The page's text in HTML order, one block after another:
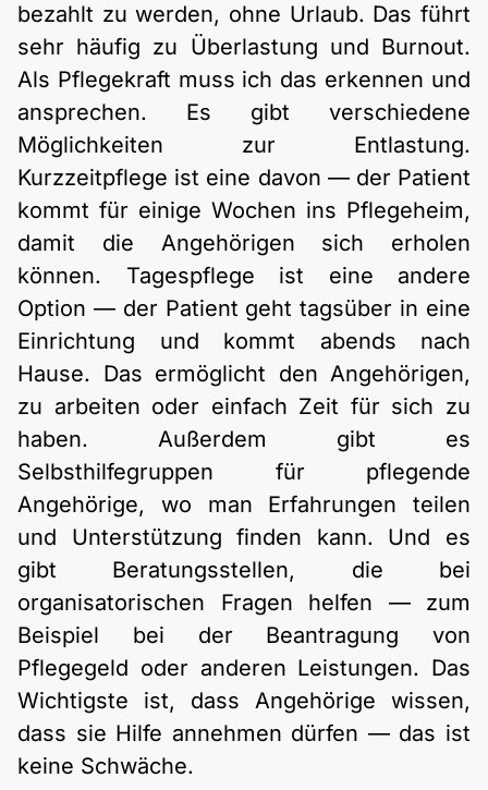
bezahlt zu werden, ohne Urlaub. Das führt
sehr häufig zu Überlastung und Burnout.
Als Pflegekraft muss ich das erkennen und
ansprechen. Es gibt verschiedene
Möglichkeiten zur Entlastung.
Kurzzeitpflege ist eine davon — der Patient
kommt für einige Wochen ins Pflegeheim,
damit die Angehörigen sich erholen
können. Tagespflege ist eine andere
Option — der Patient geht tagsüber in eine
Einrichtung und kommt abends nach
Hause. Das ermöglicht den Angehörigen,
zu arbeiten oder einfach Zeit für sich zu
haben. Außerdem gibt es
Selbsthilfegruppen für pflegende
Angehörige, wo man Erfahrungen teilen
und Unterstützung finden kann. Und es
gibt Beratungsstellen, die bei
organisatorischen Fragen helfen — zum
Beispiel bei der Beantragung von
Pflegegeld oder anderen Leistungen. Das
Wichtigste ist, dass Angehörige wissen,
dass sie Hilfe annehmen dürfen — das ist
keine Schwäche.